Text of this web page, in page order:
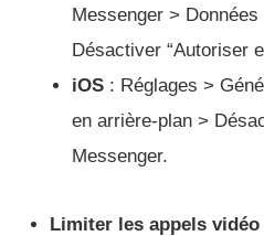
Messenger >
Désactiver “Autoriser
iOS : Réglages >
en arrière-plan >
Messenger.
Limiter les appels vidéo